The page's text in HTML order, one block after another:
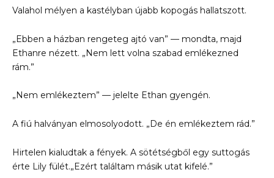
Valahol mélyen a kastélyban újabb kopogás hallatszott.
„Ebben a házban rengeteg ajtó van” — mondta, majd
Ethanre nézett. „Nem lett volna szabad emlékezned
rám.”
„Nem emlékeztem” — jelelte Ethan gyengén.
A fiú halványan elmosolyodott. „De én emlékeztem rád.”
Hirtelen kialudtak a fények. A sötétségből egy suttogás
érte Lily fülét.„Ezért találtam másik utat kifelé.”